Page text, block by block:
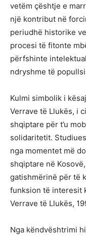
vetëm çështje e
një kontribut në
periudhë historike
procesi të fitonte
përfshinte
ndryshme të
Kulmi simbolik i
Verrave të Llukës, i
shqiptare për t’u
solidaritetit.
nga momentet më
shqiptare në
gatishmërinë për të
funksion të interesit
Verrave të Llukës,
Nga këndvështrimi